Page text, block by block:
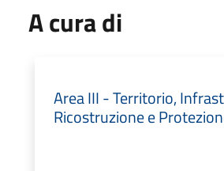
A cura di
Area III - Territorio,
Ricostruzione e